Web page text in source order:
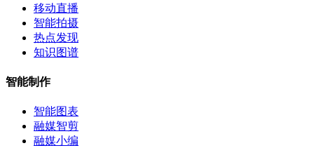
移动直播
智能拍摄
热点发现
知识图谱
智能制作
智能图表
融媒智剪
融媒小编